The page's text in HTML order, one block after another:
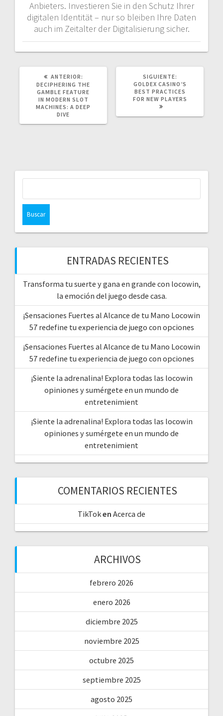
Anbieters. Investieren Sie in den Schutz Ihrer
digitalen Identität – nur so bleiben Ihre Daten
auch im Zeitalter der Digitalisierung sicher.
ANTERIOR:
ANTERIOR:
DECIPHERING THE
GAMBLE FEATURE
IN MODERN SLOT
MACHINES: A DEEP
DIVE
SIGUIENTE:
POST:
GOLDEX CASINO’S
BEST PRACTICES
FOR NEW PLAYERS
ENTRADAS RECIENTES
Transforma tu suerte y gana en grande con locowin,
la emoción del juego desde casa.
¡Sensaciones Fuertes al Alcance de tu Mano Locowin
57 redefine tu experiencia de juego con opciones
¡Sensaciones Fuertes al Alcance de tu Mano Locowin
57 redefine tu experiencia de juego con opciones
¡Siente la adrenalina! Explora todas las locowin
opiniones y sumérgete en un mundo de
entretenimient
¡Siente la adrenalina! Explora todas las locowin
opiniones y sumérgete en un mundo de
entretenimient
COMENTARIOS RECIENTES
TikToken Acerca de
ARCHIVOS
febrero 2026
enero 2026
diciembre 2025
noviembre 2025
octubre 2025
septiembre 2025
agosto 2025